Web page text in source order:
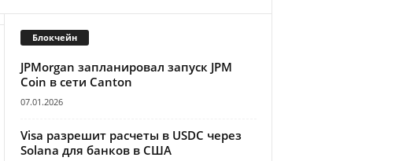
Блокчейн
JPMorgan запланировал запуск JPM
Coin в сети Canton
07.01.2026
Visa разрешит расчеты в USDC через
Solana для банков в США